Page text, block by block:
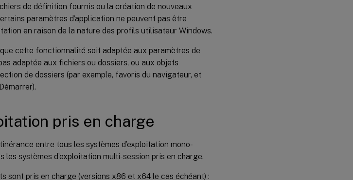
de définition fournis ou la création de nouveaux
paramètres d’application ne peuvent pas être
en raison de la nature des profils utilisateur Windows.
cette fonctionnalité soit adaptée aux paramètres de
adaptée aux fichiers ou dossiers, ou aux objets
de dossiers (par exemple, favoris du navigateur, et
pris en charge
entre tous les systèmes d’exploitation mono-
systèmes d’exploitation multi-session pris en charge.
sont pris en charge (versions x86 et x64 le cas échéant) :